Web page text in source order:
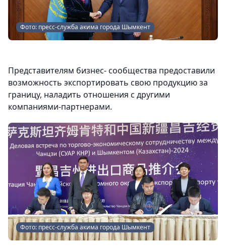
Фото: пресс-служба акима города Шымкент
Представителям бизнес- сообщества предоставили
возможность экспортировать свою продукцию за
границу, наладить отношения с другими
компаниями-партнерами.
Фото: пресс-служба акима города Шымкент